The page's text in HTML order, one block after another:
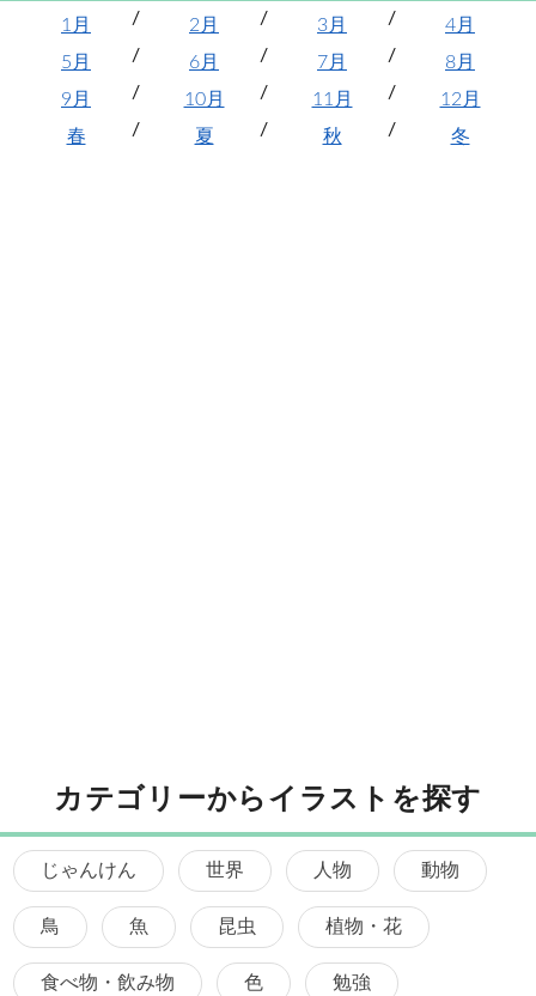
1月 2月 3月
4月
5月
6月 7月
8月
9月
10月 11月
12月
春
夏 秋 冬
カテゴリーからイラストを探す
じゃんけん 世界 人物 動物
鳥 魚 昆虫 植物・花
食べ物・飲み物 色 勉強